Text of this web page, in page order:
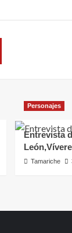
Personajes
Entrevista
Tamariche